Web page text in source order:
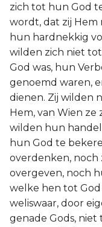
zich tot hun God
wordt, dat zij Hem
hun hardnekkig
wilden zich niet
God was, hun
genoemd waren,
dienen. Zij wilden
Hem, van Wien ze
wilden hun
hun God te
overdenken, noch
overgeven, noch
welke hen tot
weliswaar, door
genade Gods, niet